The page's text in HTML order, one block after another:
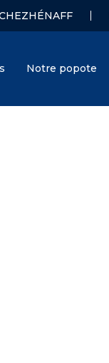
Notre popote